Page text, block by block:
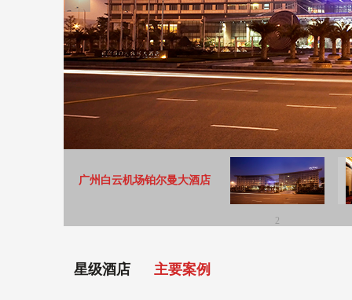
广州白云机场铂尔曼大酒店
2
星级酒店 主要案例